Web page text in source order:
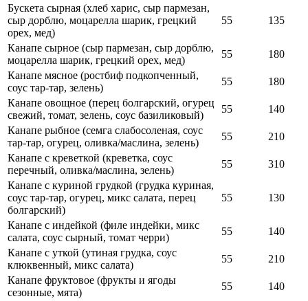
Бускета сырная (хлеб харис, сыр пармезан,
сыр дорблю, моцарелла шарик, грецкий
орех, мед)
55 135
Канапе сырное (сыр пармезан, сыр дорблю,
моцарелла шарик, грецкий орех, мед)
55
180
Канапе мясное (ростбиф подкопченный,
соус тар-тар, зелень)
55
180
Канапе овощное (перец болгарский, огурец
свежий, томат, зелень, соус базиликовый)
55
140
Канапе рыбное (семга слабосоленая, соус
тар-тар, огурец, оливка/маслина, зелень)
55
210
Канапе с креветкой (креветка, соус
перечный, оливка/маслина, зелень)
55
310
Канапе с куриной грудкой (грудка куриная,
соус тар-тар, огурец, микс салата, перец
болгарский)
55 130
Канапе с индейкой (филе индейки, микс
салата, соус сырный, томат черри)
55
140
Канапе с уткой (утиная грудка, соус
клюквенный, микс салата)
55
210
Канапе фруктовое (фрукты и ягоды
сезонные, мята)
55
140